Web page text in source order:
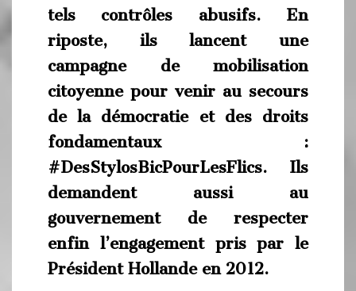
tels contrôles abusifs. En
riposte, ils lancent une
campagne de mobilisation
citoyenne pour venir au secours
de la démocratie et des droits
fondamentaux :
#DesStylosBicPourLesFlics. Ils
demandent aussi au
gouvernement de respecter
enfin l’engagement pris par le
Président Hollande en 2012.